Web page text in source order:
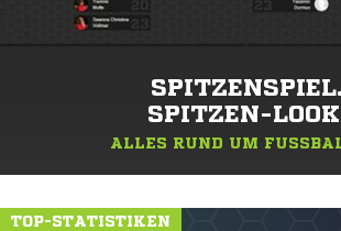
SPITZENSPIEL.
SPITZEN-
ALLES RUND UM
TOP-STATISTIKEN